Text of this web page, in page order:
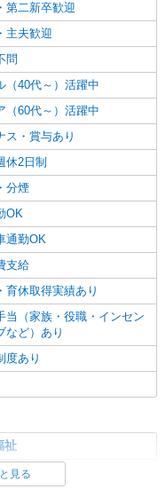
詳細を見る
NEW
スSTAFF＊16時退社
躍中
円 ＜日払い有/週払い有/交
含む)＞
OK≫
詳細を見る
第二新卒歓迎
主夫歓迎
問
（40代～）活躍中
（60代～）活躍中
ス・賞与あり
休2日制
分煙
OK
通勤OK
支給
育休取得実績あり
当（家族・役職・インセン
など）あり
度あり
祉
見る